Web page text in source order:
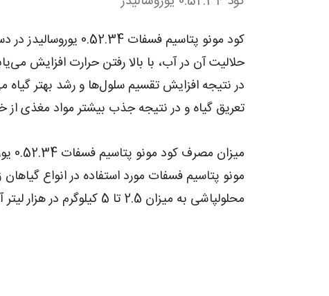
حلالیت آن در آب، با بالا رفتن حرارت افزایش
در نتیجه افزایش تقسیم سلول­‌ها و رشد بهتر
تعریق گیاه و در نتیجه جذب بیشتر مواد مغذی
میزان مصرف کود مونو پتاسیم فسفات 0.52.34 یوروسالیدز
مونو پتاسیم فسفات مورد استفاده در انواع
محلول­پاشی به میزان 2.5 تا 5 کیلوگرم در هزار لیتر آب و به همراه آب آبیاری 10 تا 15 کیلوگرم در هکتار است.